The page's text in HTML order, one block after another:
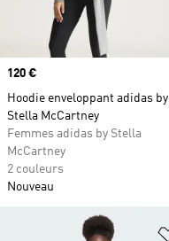
Prix
120 €
Hoodie enveloppant adidas by
Stella McCartney
Femmes adidas by Stella
McCartney
2 couleurs
Nouveau